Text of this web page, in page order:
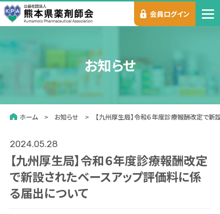
会員ログイン
お知らせ
ホーム お知らせ 【九州厚生局】令和６年度診療報酬改定で
2024.05.28
【九州厚生局】令和６年度診療報酬改定
で新設されたベースアップ評価料に係
る届出について